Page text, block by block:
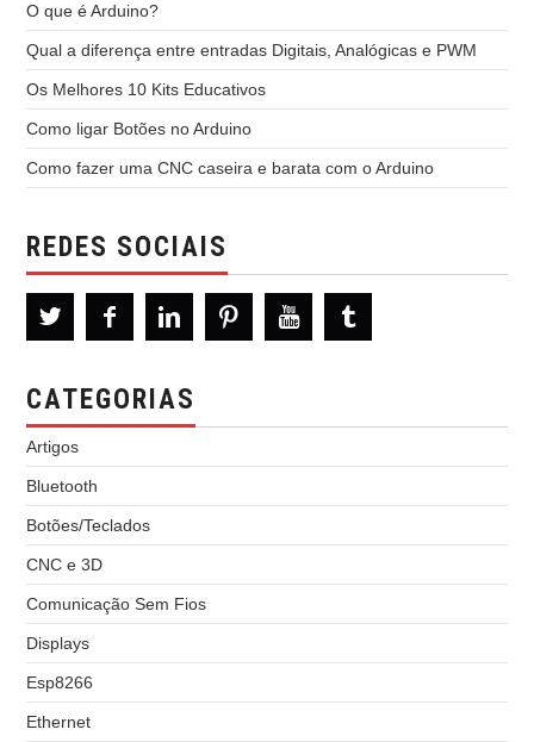
O que é Arduino?
Qual a diferença entre entradas Digitais, Analógicas e PWM
Os Melhores 10 Kits Educativos
Como ligar Botões no Arduino
Como fazer uma CNC caseira e barata com o Arduino
REDES SOCIAIS
CATEGORIAS
Artigos
Bluetooth
Botões/Teclados
CNC e 3D
Comunicação Sem Fios
Displays
Esp8266
Ethernet